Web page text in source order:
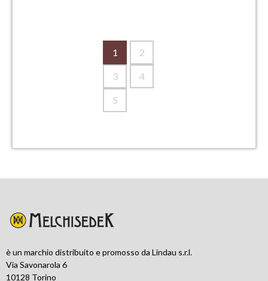
1 2
3 4
5
è un marchio distribuito e promosso da Lindau s.r.l.
Via Savonarola 6
10128 Torino